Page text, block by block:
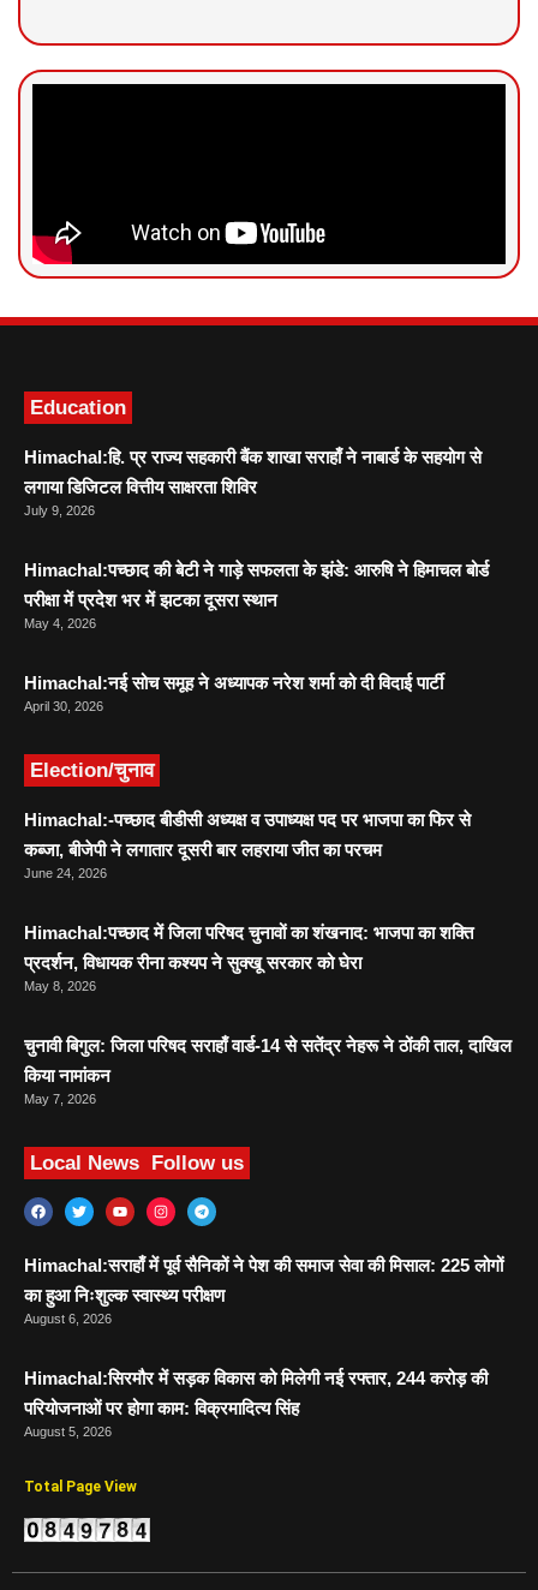
Education
Himachal:हि. प्र राज्य सहकारी बैंक शाखा सराहाँ ने नाबार्ड के सहयोग से
लगाया डिजिटल वित्तीय साक्षरता शिविर
July 9, 2026
Himachal:पच्छाद की बेटी ने गाड़े सफलता के झंडे: आरुषि ने हिमाचल बोर्ड
परीक्षा में प्रदेश भर में झटका दूसरा स्थान
May 4, 2026
Himachal:नई सोच समूह ने अध्यापक नरेश शर्मा को दी विदाई पार्टी
April 30, 2026
Election/चुनाव
Himachal:-पच्छाद बीडीसी अध्यक्ष व उपाध्यक्ष पद पर भाजपा का फिर से
कब्जा, बीजेपी ने लगातार दूसरी बार लहराया जीत का परचम
June 24, 2026
Himachal:पच्छाद में जिला परिषद चुनावों का शंखनाद: भाजपा का शक्ति
प्रदर्शन, विधायक रीना कश्यप ने सुक्खू सरकार को घेरा
May 8, 2026
चुनावी बिगुल: जिला परिषद सराहाँ वार्ड-14 से सतेंद्र नेहरू ने ठोंकी ताल, दाखिल
किया नामांकन
May 7, 2026
Local News Follow us
Himachal:सराहाँ में पूर्व सैनिकों ने पेश की समाज सेवा की मिसाल: 225 लोगों
का हुआ निःशुल्क स्वास्थ्य परीक्षण
August 6, 2026
Himachal:सिरमौर में सड़क विकास को मिलेगी नई रफ्तार, 244 करोड़ की
परियोजनाओं पर होगा काम: विक्रमादित्य सिंह
August 5, 2026
Total Page View